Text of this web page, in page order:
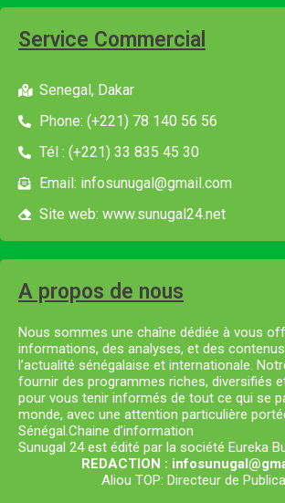
Service Commercial
Senegal, Dakar
Phone: (+221) 78 140 56 56
Tél : (+221) 33 835 45 30
Email: infosunugal@gmail.com
Site web: www.sunugal24.net
A propos de nous
Nous sommes une chaîne dédiée à vous
informations, des analyses, et des
l’actualité sénégalaise et internationale.
fournir des programmes riches, diversifiés
pour vous tenir informés de tout ce qui se
monde, avec une attention particulière
Sénégal.Chaine d’information
Sunugal 24 est édité par la société Eureka
REDACTION :
Aliou TOP: Directeur de